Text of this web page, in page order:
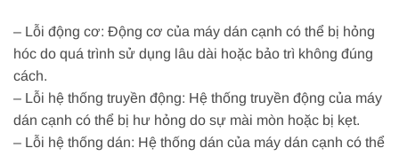
– Lỗi động cơ: Động cơ của máy dán cạnh có thể bị hỏng
hóc do quá trình sử dụng lâu dài hoặc bảo trì không đúng
cách.
– Lỗi hệ thống truyền động: Hệ thống truyền động của máy
dán cạnh có thể bị hư hỏng do sự mài mòn hoặc bị kẹt.
– Lỗi hệ thống dán: Hệ thống dán của máy dán cạnh có thể